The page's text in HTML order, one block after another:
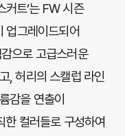
커트’는 FW 시즌
업그레이드되어
으로 고급스러운
, 허리의 스캘럽 라인
감을 연출이
한 컬러들로 구성하여